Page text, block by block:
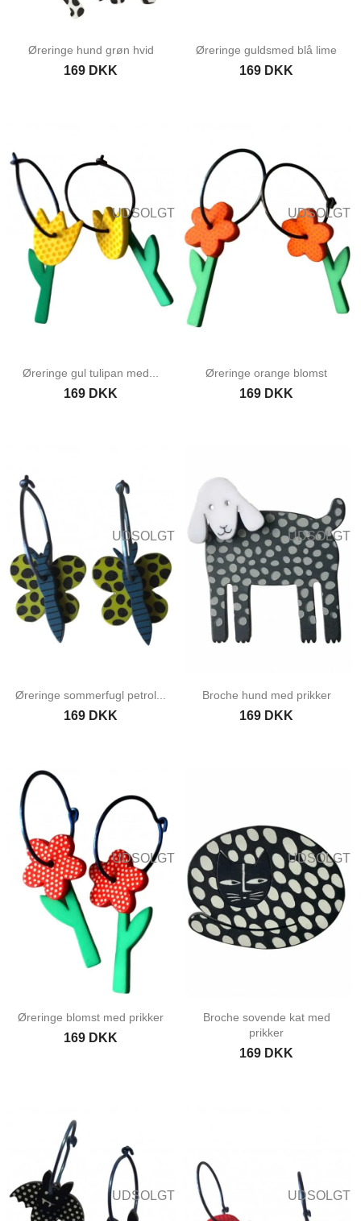
Øreringe hund grøn hvid
169 DKK
Øreringe guldsmed blå lime
169 DKK
UDSOLGT
Øreringe gul tulipan med...
169 DKK
UDSOLGT
Øreringe orange blomst
169 DKK
UDSOLGT
Øreringe sommerfugl petrol...
169 DKK
UDSOLGT
Broche hund med prikker
169 DKK
UDSOLGT
Øreringe blomst med prikker
169 DKK
UDSOLGT
Broche sovende kat med
prikker
169 DKK
UDSOLGT UDSOLGT